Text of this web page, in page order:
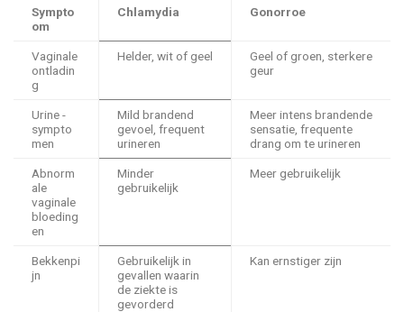
Sympto
om
Chlamydia Gonorroe
Vaginale
ontladin
g
Helder, wit of geel
Geel of groen, sterkere
geur
Urine -
sympto
men
Mild brandend
gevoel, frequent
urineren
Meer intens brandende
sensatie, frequente
drang om te urineren
Abnorm
ale
vaginale
bloeding
en
Minder
gebruikelijk
Meer gebruikelijk
Bekkenpi
jn
Gebruikelijk in
gevallen waarin
de ziekte is
gevorderd
Kan ernstiger zijn